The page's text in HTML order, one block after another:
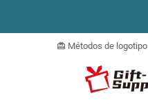
card_giftcard Métodos de logotipo